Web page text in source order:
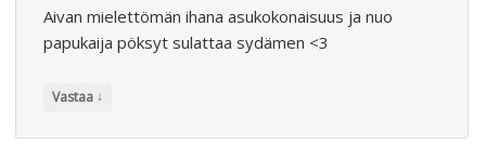
Aivan mielettömän ihana asukokonaisuus ja nuo
papukaija pöksyt sulattaa sydämen <3
Vastaa ↓